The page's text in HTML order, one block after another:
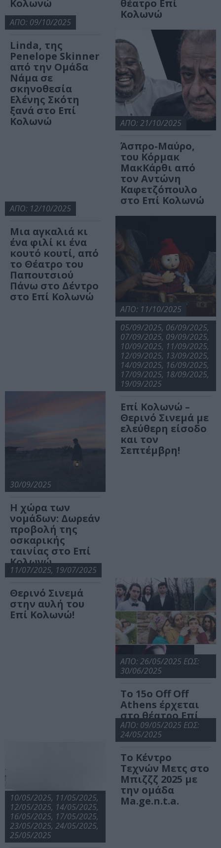
Κολωνώ
θέατρο Επί
Κολωνώ
ΑΠΟ: 09/10/2025
Linda, της
Penelope Skinner
από την Ομάδα
Νάμα σε
σκηνοθεσία
Ελένης Σκότη
ξανά στο Επί
Κολωνώ
ΑΠΟ: 21/10/2025
Άσπρο-Μαύρο,
του Κόρμακ
ΜακΚάρθι από
τον Αντώνη
Καφετζόπουλο
στο Επί Κολωνώ
ΑΠΟ: 12/10/2025
Μια αγκαλιά κι
ένα φιλί κι ένα
κουτό κουτί, από
το Θέατρο του
Παπουτσιού
Πάνω στο Δέντρο
στο Επί Κολωνώ
ΑΠΟ: 11/10/2025
Μ’ ένα κόκκινο
σκουφί, από το
θέατρο κούκλας
Κοκού-Μουκλό
στο Επί Κολωνώ
30/09/2025
Η χώρα των
νομάδων: Δωρεάν
προβολή της
οσκαρικής
ταινίας στο Επί
Κολωνώ
05/09/2025, 06/09/2025,
07/09/2025, 09/09/2025,
10/09/2025, 11/09/2025,
12/09/2025, 13/09/2025,
14/09/2025, 16/09/2025,
17/09/2025, 18/09/2025,
19/09/2025
Επί Κολωνώ –
Θερινό Σινεμά με
ελεύθερη είσοδο
και τον
Σεπτέμβρη!
11/07/2025, 19/07/2025
Θερινό Σινεμά
στην αυλή του
Επί Κολωνώ!
ΑΠΟ: 26/05/2025 ΕΩΣ:
30/06/2025
Το 15ο Off Off
Athens έρχεται
στο θέατρο Επί
Κολωνώ
10/05/2025, 11/05/2025,
12/05/2025, 14/05/2025,
16/05/2025, 17/05/2025,
23/05/2025, 24/05/2025,
25/05/2025
ΑΠΟ: 09/05/2025 ΕΩΣ:
24/05/2025
Το Κέντρο
Τεχνών Μετς στο
Μπιζζζ 2025 με
την ομάδα
Μa.ge.n.t.a.